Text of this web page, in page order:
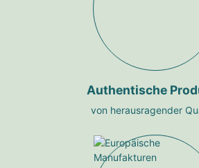
Authentische
von herausragender